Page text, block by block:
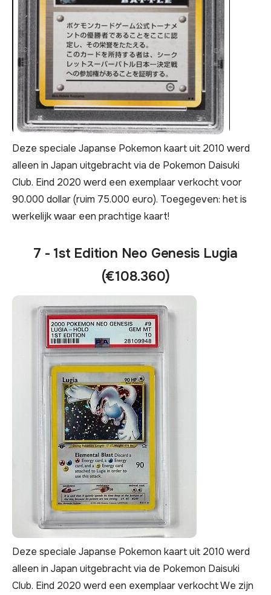
Deze speciale Japanse Pokemon kaart uit 2010 werd
alleen in Japan uitgebracht via de Pokemon Daisuki
Club. Eind 2020 werd een exemplaar verkocht voor
90.000 dollar (ruim 75.000 euro). Toegegeven: het is
werkelijk waar een prachtige kaart!
7 - 1st Edition Neo Genesis Lugia
(€108.360)
Deze speciale Japanse Pokemon kaart uit 2010 werd
alleen in Japan uitgebracht via de Pokemon Daisuki
Club. Eind 2020 werd een exemplaar verkocht We zijn